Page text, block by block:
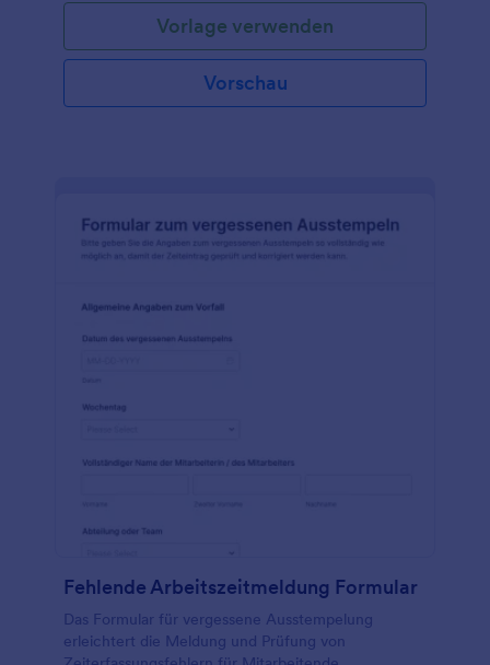
Vorlage verwenden
Vorschau
Fehlende Arbeitszeitmeldung Formular
Das Formular für vergessene Ausstempelung
erleichtert die Meldung und Prüfung von